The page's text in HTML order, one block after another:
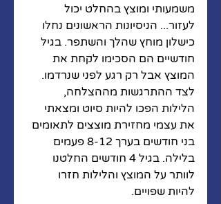
משמעותי ומוצץ בהחלט יכול
לעזור... הניסיונות הראשונים נחלו
כישלון מוחץ שהלך והשתפר. בגיל
חודשיים הם הסכימו לקחת את
המוצץ אבל רק רגע לפני שנרדמו.
לצד ההתרגשות מההצלחה,
הלילות הפכו להיות סיוט ומצאתי
את עצמי מחזירת מוצצים לתאומים
בני חודשים בערך 8-12 פעמים
בלילה. בגיל 4 חודשים החלטנו
לוותר על המוצץ והלילות חזרו
להיות שפויים.